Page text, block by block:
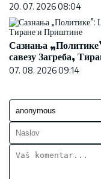
20. 07. 2026 08:04
Сазнања
савезу Загреба,
07. 08. 2026 09:14